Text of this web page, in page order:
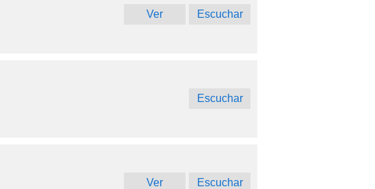
Ver Escuchar
Escuchar
Ver Escuchar